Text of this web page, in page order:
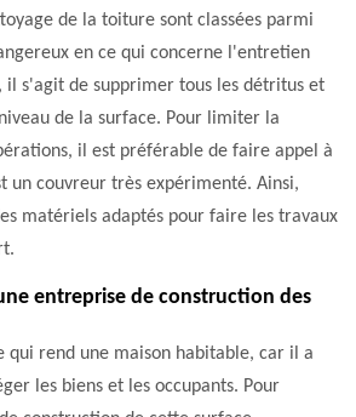
de la toiture sont classées parmi
en ce qui concerne l'entretien
il s'agit de supprimer tous les détritus et
de la surface. Pour limiter la
il est préférable de faire appel à
un couvreur très expérimenté. Ainsi,
matériels adaptés pour faire les travaux
entreprise de construction des
qui rend une maison habitable, car il a
les biens et les occupants. Pour